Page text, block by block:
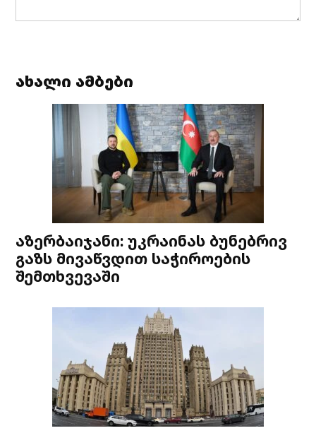
ახალი ამბები
აზერბაიჯანი: უკრაინას ბუნებრივ
გაზს მივაწვდით საჭიროების
შემთხვევაში